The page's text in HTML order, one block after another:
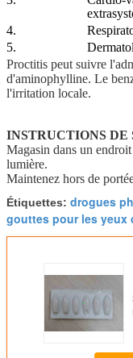
4.
5.
Proctitis peut suivre
d'aminophylline. Le
l'irritation locale.
INSTRUCTIONS DE
Magasin dans un
lumière.
Maintenez hors de
Étiquettes: drogues
gouttes pour les yeux